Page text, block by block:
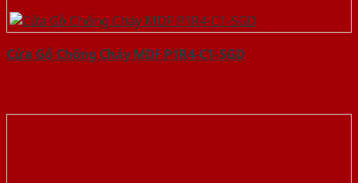
Cửa Gỗ Chống Cháy MDF P1R4-C1-SGD